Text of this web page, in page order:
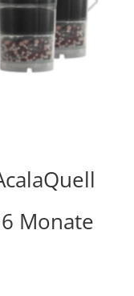
Monate